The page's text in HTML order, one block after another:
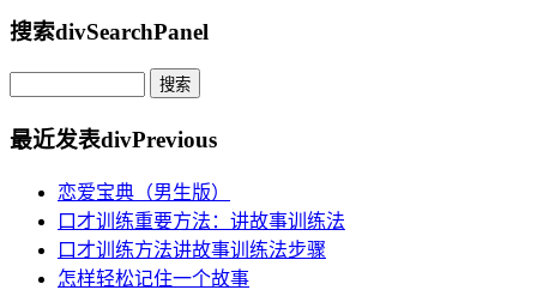
搜索divSearchPanel
最近发表divPrevious
恋爱宝典（男生版）
口才训练重要方法：讲故事训练法
口才训练方法讲故事训练法步骤
怎样轻松记住一个故事